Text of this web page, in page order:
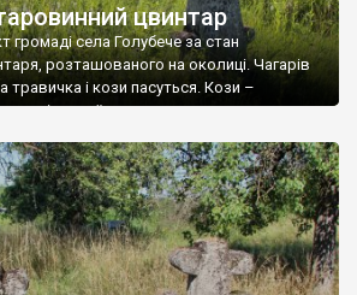
цвинтар
громаді села Голубече за стан
розташованого на околиці. Чагарів
травичка і кози пасуться. Кози –
шкідливої, для старих кладовищ,
обгризають, бо то улюблений
у Голубечому ціла колекція
хрестів. Село відносно невелике, […]